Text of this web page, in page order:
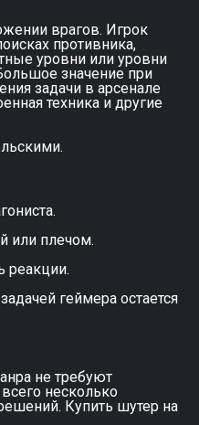
врагов. Игрок
противника,
уровни или уровни
значение при
задачи в арсенале
техника и другие
или плечом.
реакции.
геймера остается
не требуют
несколько
Купить шутер на